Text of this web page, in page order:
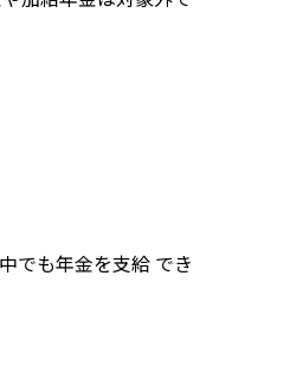
でも年金を支給 でき